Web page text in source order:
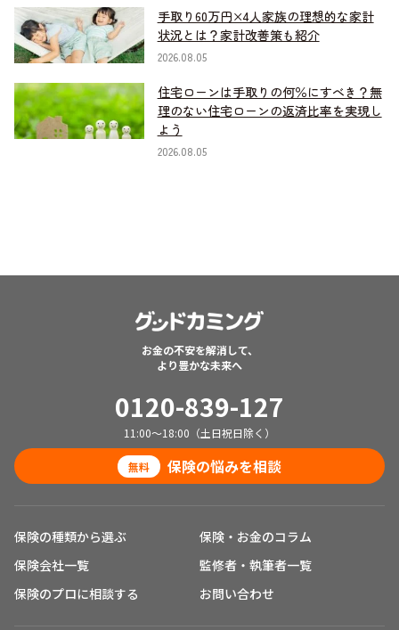
手取り60万円×4人家族の理想的な家計
状況とは？家計改善策も紹介
2026.08.05
住宅ローンは手取りの何％にすべき？無
理のない住宅ローンの返済比率を実現し
よう
2026.08.05
お金の不安を解消して、
より豊かな未来へ
0120-839-127
11:00～18:00（土日祝日除く）
無料 保険の悩みを相談
保険の種類から選ぶ
保険会社一覧
保険のプロに相談する
保険・お金のコラム
監修者・執筆者一覧
お問い合わせ